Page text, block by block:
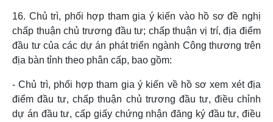
16. Chủ trì, phối hợp tham gia ý kiến vào hồ sơ đề nghị
chấp thuận chủ trương đầu tư; chấp thuận vị trí, địa điểm
đầu tư của các dự án phát triển ngành Công thương trên
địa bàn tỉnh theo phân cấp, bao gồm:
- Chủ trì, phối hợp tham gia ý kiến về hồ sơ xem xét địa
điểm đầu tư, chấp thuận chủ trương đầu tư, điều chỉnh
dự án đầu tư, cấp giấy chứng nhận đăng ký đầu tư, điều